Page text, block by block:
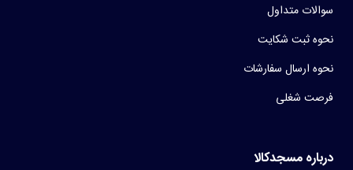
سوالات متداول
نحوه ثبت شکایت
نحوه ارسال سفارشات
فرصت شغلی
درباره مسجدکالا